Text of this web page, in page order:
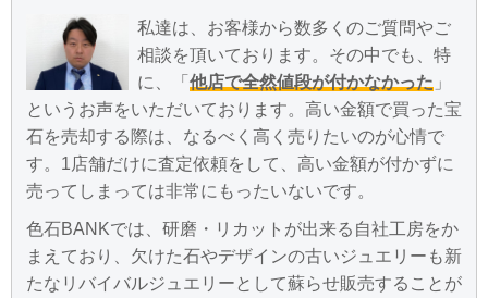
私達は、お客様から数多くのご質問やご
相談を頂いております。その中でも、特
に、「 他店で全然値段が付かなかった 」
というお声をいただいております。高い金額で買った宝
石を売却する際は、なるべく高く売りたいのが心情で
す。1店舗だけに査定依頼をして、高い金額が付かずに
売ってしまっては非常にもったいないです。
色石BANKでは、研磨・リカットが出来る自社工房をか
まえており、欠けた石やデザインの古いジュエリーも新
たなリバイバルジュエリーとして蘇らせ販売することが